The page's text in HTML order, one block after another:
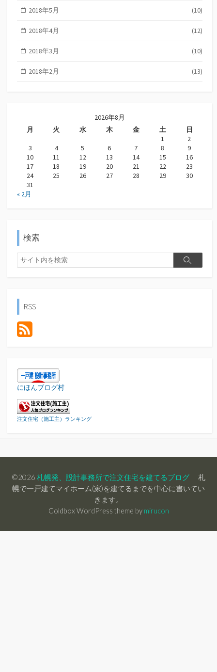
2018年5月 (10)
2018年4月 (12)
2018年3月 (10)
2018年2月 (13)
2026年8月
月
火 水 木 金 土 日
« 2月
1
2
3
4 5 6 7 8
9
10
11 12 13 14 15
16
17
18 19 20 21 22
23
24
25 26 27 28 29
30
31
検索
検
索
検
RSS
にほんブログ村
注文住宅（施工主）ランキング
©2026 札幌発、設計事務所で注文住宅を建てるブログ札
幌で一戸建てマイホーム(家)を建てるまでを中心に書いてい
きます。
Coldbox WordPress theme by mirucon